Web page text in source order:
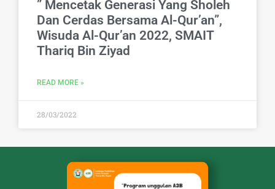
” Mencetak Generasi Yang Sholeh
Dan Cerdas Bersama Al-Qur’an”,
Wisuda Al-Qur’an 2022, SMAIT
Thariq Bin Ziyad
READ MORE »
28/03/2022